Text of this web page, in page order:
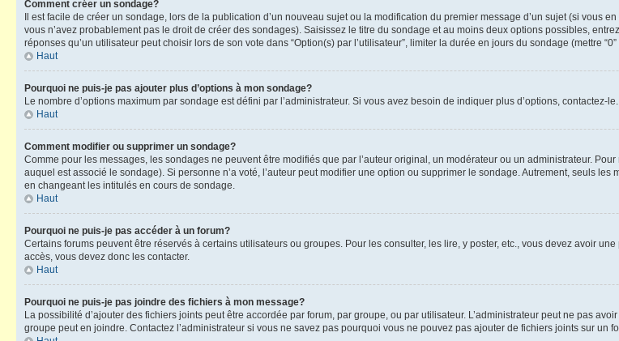
Comment créer un sondage?
Il est facile de créer un sondage, lors de la publication d’un nouveau sujet ou la modification du premier message d’un sujet (si vous
vous n’avez probablement pas le droit de créer des sondages). Saisissez le titre du sondage et au moins deux options possibles,
réponses qu’un utilisateur peut choisir lors de son vote dans “Option(s) par l’utilisateur”, limiter la durée en jours du sondage (mettre
Haut
Pourquoi ne puis-je pas ajouter plus d’options à mon sondage?
Le nombre d’options maximum par sondage est défini par l’administrateur. Si vous avez besoin de indiquer plus d’options, contactez-le.
Haut
Comment modifier ou supprimer un sondage?
Comme pour les messages, les sondages ne peuvent être modifiés que par l’auteur original, un modérateur ou un administrateur.
auquel est associé le sondage). Si personne n’a voté, l’auteur peut modifier une option ou supprimer le sondage. Autrement, seuls
en changeant les intitulés en cours de sondage.
Haut
Pourquoi ne puis-je pas accéder à un forum?
Certains forums peuvent être réservés à certains utilisateurs ou groupes. Pour les consulter, les lire, y poster, etc., vous devez avoir
accès, vous devez donc les contacter.
Haut
Pourquoi ne puis-je pas joindre des fichiers à mon message?
La possibilité d’ajouter des fichiers joints peut être accordée par forum, par groupe, ou par utilisateur. L’administrateur peut ne pas
groupe peut en joindre. Contactez l’administrateur si vous ne savez pas pourquoi vous ne pouvez pas ajouter de fichiers joints sur un